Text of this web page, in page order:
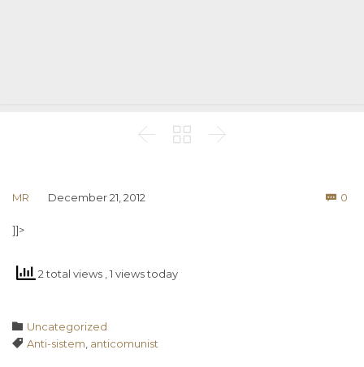
  
MR December 21, 2012  0
]]>
2 total views , 1 views today
 Category
Uncategorized
 Tags
Anti-sistem anticomunist